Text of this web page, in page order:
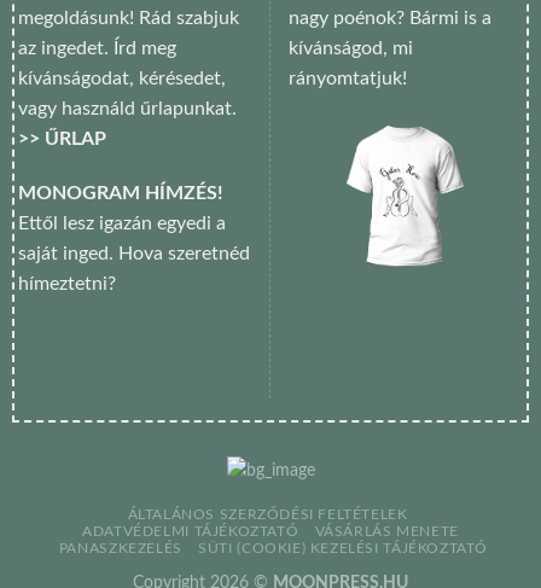
megoldásunk! Rád szabjuk
az ingedet. Írd meg
kívánságodat, kérésedet,
vagy használd űrlapunkat.
>> ŰRLAP
MONOGRAM HÍMZÉS!
Ettől lesz igazán egyedi a
saját inged. Hova szeretnéd
hímeztetni?
nagy poénok? Bármi is a
kívánságod, mi
rányomtatjuk!
ÁLTALÁNOS SZERZŐDÉSI FELTÉTELEK
ADATVÉDELMI TÁJÉKOZTATÓ
VÁSÁRLÁS MENETE
PANASZKEZELÉS
SÜTI (COOKIE) KEZELÉSI TÁJÉKOZTATÓ
Copyright 2026 © MOONPRESS.HU